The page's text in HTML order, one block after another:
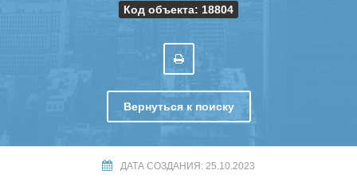
Код объекта: 18804
Вернуться к поиску
ДАТА СОЗДАНИЯ: 25.10.2023